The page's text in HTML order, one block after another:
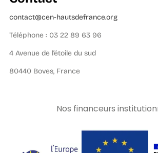
contact@cen-hautsdefrance.org
Téléphone : 03 22 89 63 96
4 Avenue de l’étoile du sud
80440 Boves, France
Nos financeurs